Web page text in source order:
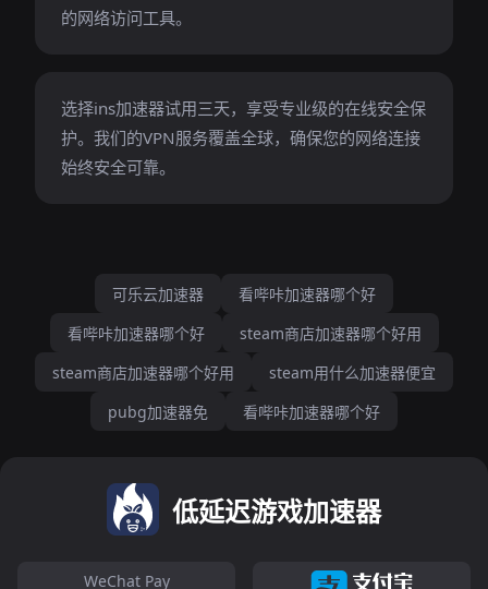
的网络访问工具。
选择ins加速器试用三天，享受专业级的在线安全保
护。我们的VPN服务覆盖全球，确保您的网络连接
始终安全可靠。
可乐云加速器
看哔咔加速器哪个好
看哔咔加速器哪个好
steam商店加速器哪个好用
steam商店加速器哪个好用
steam用什么加速器便宜
pubg加速器免
看哔咔加速器哪个好
低延迟游戏加速器
WeChat Pay